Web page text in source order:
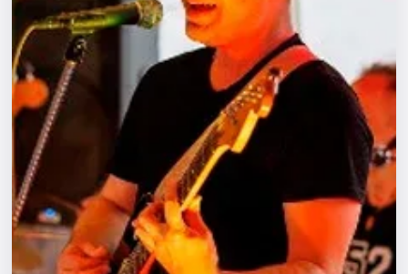
События
Города
Площадки
Артисты
Рейтинги